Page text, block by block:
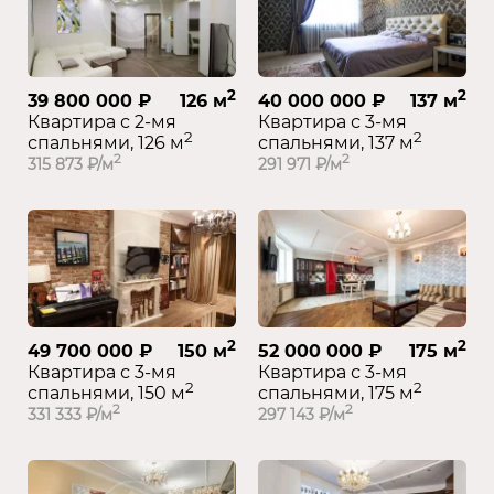
39 800 000 ₽ 126 м2
Квартира с 2-мя
спальнями, 126 м2
315 873 ₽/м2
40 000 000 ₽ 137 м2
Квартира с 3-мя
спальнями, 137 м2
291 971 ₽/м2
49 700 000 ₽ 150 м2
Квартира с 3-мя
спальнями, 150 м2
331 333 ₽/м2
52 000 000 ₽ 175 м2
Квартира с 3-мя
спальнями, 175 м2
297 143 ₽/м2